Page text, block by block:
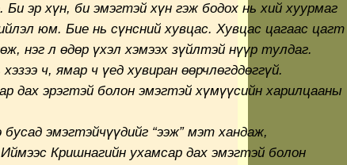
Би эр хүн, би эмэгтэй хүн гэж бодох нь хий хуурмаг
юм. Бие нь сүнсний хувцас. Хувцас цагаас цагт
нэг л өдөр үхэл хэмээх зүйлтэй нүүр тулдаг.
ч, ямар ч үед хувиран өөрчлөгддөггүй.
дах эрэгтэй болон эмэгтэй хүмүүсийн харилцааны
бусад эмэгтэйчүүдийг “ээж” мэт хандаж,
Кришнагийн ухамсар дах эмэгтэй болон